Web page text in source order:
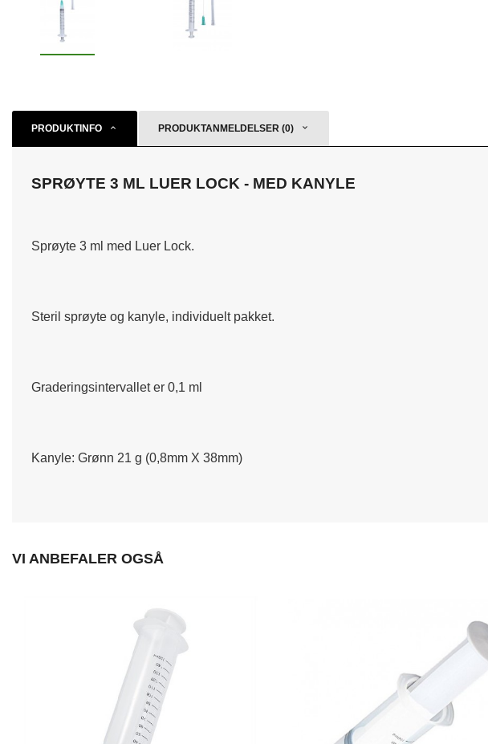
PRODUKTINFO PRODUKTANMELDELSER (0)
SPRØYTE 3 ML LUER LOCK - MED KANYLE
Sprøyte 3 ml med Luer Lock.
Steril sprøyte og kanyle, individuelt pakket.
Graderingsintervallet er 0,1 ml
Kanyle: Grønn 21 g (0,8mm X 38mm)
VI ANBEFALER OGSÅ